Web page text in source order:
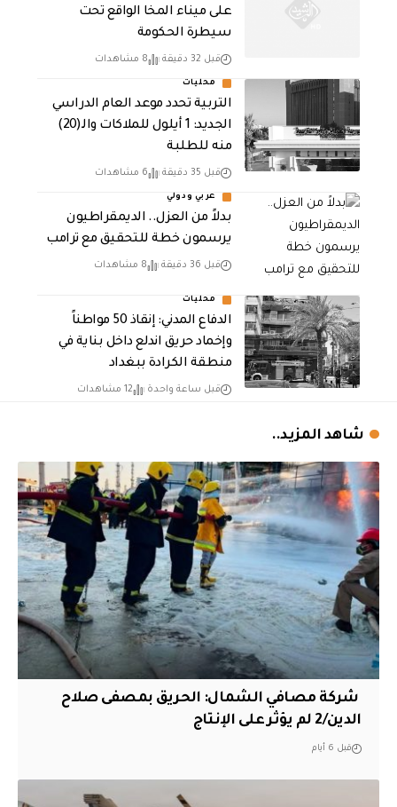
على ميناء المخا الواقع تحت
سيطرة الحكومة
قبل 32 دقيقة 8 مشاهدات
محليات
التربية تحدد موعد العام الدراسي
الجديد: 1 أيلول للملاكات والـ(20)
منه للطلبة
قبل 35 دقيقة 6 مشاهدات
عربي ودولي
بدلاً من العزل.. الديمقراطيون
يرسمون خطة للتحقيق مع ترامب
قبل 36 دقيقة 8 مشاهدات
محليات
الدفاع المدني: إنقاذ 50 مواطناً
وإخماد حريق اندلع داخل بناية في
منطقة الكرادة ببغداد
قبل ساعة واحدة 12 مشاهدات
شاهد المزيد..
‏ شركة مصافي الشمال: الحريق بمصفى صلاح
الدين/2 لم يؤثر على الإنتاج
قبل 6 أيام